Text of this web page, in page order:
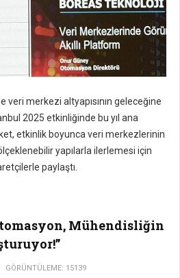
veri merkezi altyapısının geleceğine
2025 etkinliğinde bu yıl ana
etkinlik boyunca veri merkezlerinin
yapılarla ilerlemesi için
paylaştı.
Mühendisliğin
GÖRÜNTÜLEME: 15139